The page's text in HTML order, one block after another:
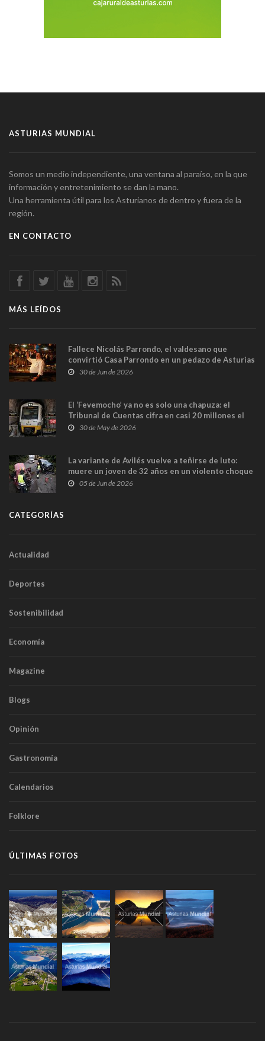
ASTURIAS MUNDIAL
Somos un medio independiente, una ventana al paraíso, en la que
información y entretenimiento se dan la mano.
Una herramienta útil para los Asturianos de dentro y fuera de la
región.
EN CONTACTO
MÁS LEÍDOS
Fallece Nicolás Parrondo, el valdesano que
convirtió Casa Parrondo en un pedazo de Asturias
en Madrid
30 de Jun de 2026
El ‘Fevemocho’ ya no es solo una chapuza: el
Tribunal de Cuentas cifra en casi 20 millones el
sobrecoste de los trenes que no cabían por los
30 de May de 2026
La variante de Avilés vuelve a teñirse de luto:
muere un joven de 32 años en un violento choque
frontal
05 de Jun de 2026
CATEGORÍAS
Actualidad
Deportes
Sostenibilidad
Economía
Magazine
Blogs
Opinión
Gastronomía
Calendarios
Folklore
ÚLTIMAS FOTOS